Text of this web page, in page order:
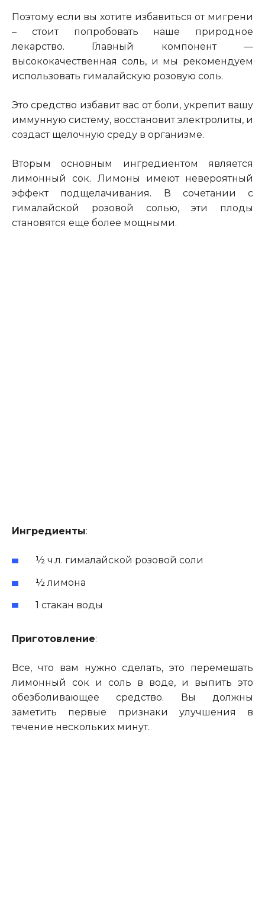
Поэтому если вы хотите избавиться от мигрени
– стоит попробовать наше природное
лекарство. Главный компонент —
высококачественная соль, и мы рекомендуем
использовать гималайскую розовую соль.
Это средство избавит вас от боли, укрепит вашу
иммунную систему, восстановит электролиты, и
создаст щелочную среду в организме.
Вторым основным ингредиентом является
лимонный сок. Лимоны имеют невероятный
эффект подщелачивания. В сочетании с
гималайской розовой солью, эти плоды
становятся еще более мощными.
Ингредиенты:
½ ч.л. гималайской розовой соли
½ лимона
1 стакан воды
Приготовление:
Все, что вам нужно сделать, это перемешать
лимонный сок и соль в воде, и выпить это
обезболивающее средство. Вы должны
заметить первые признаки улучшения в
течение нескольких минут.